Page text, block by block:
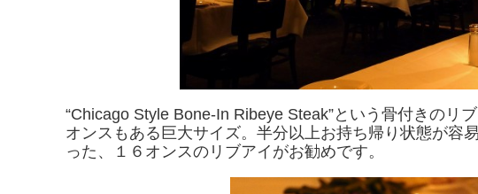
“Chicago Style Bone-In Ribeye Steak”という骨付きのリ
オンスもある巨大サイズ。半分以上お持ち帰り状態が容
った、１６オンスのリブアイがお勧めです。